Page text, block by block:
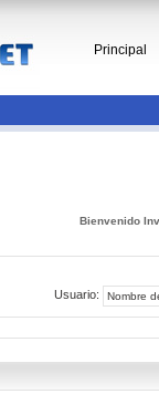
Principal
Bienvenido
Usuario: